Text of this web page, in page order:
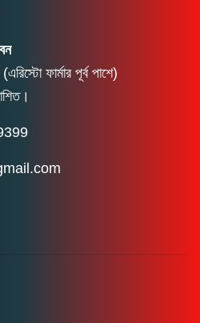
ফার্মার পূর্ব পাশে)